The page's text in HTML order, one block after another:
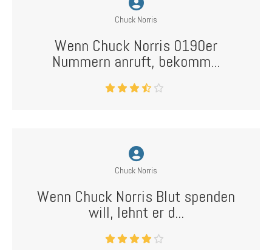
Chuck Norris
Wenn Chuck Norris 0190er
Nummern anruft, bekomm...
Chuck Norris
Wenn Chuck Norris Blut spenden
will, lehnt er d...